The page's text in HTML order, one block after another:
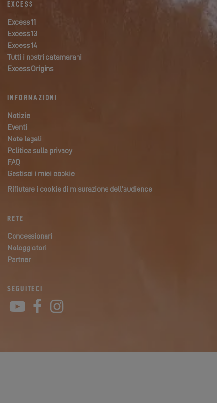
EXCESS
Excess 11
Excess 13
Excess 14
Tutti i nostri catamarani
Excess Origins
INFORMAZIONI
Notizie
Eventi
Note legali
Politica sulla privacy
FAQ
Gestisci i miei cookie
Rifiutare i cookie di misurazione dell’audience
RETE
Concessionari
Noleggiatori
Partner
SEGUITECI
YouTube
Facebook
Instagram